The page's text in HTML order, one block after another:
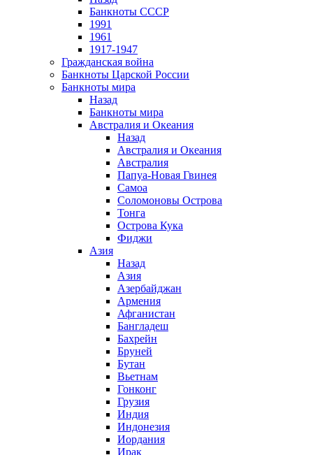
Банкноты СССР
1991
1961
1917-1947
Гражданская война
Банкноты Царской России
Банкноты мира
Назад
Банкноты мира
Австралия и Океания
Назад
Австралия и Океания
Австралия
Папуа-Новая Гвинея
Самоа
Соломоновы Острова
Тонга
Острова Кука
Фиджи
Азия
Назад
Азия
Азербайджан
Армения
Афганистан
Бангладеш
Бахрейн
Бруней
Бутан
Вьетнам
Гонконг
Грузия
Индия
Индонезия
Иордания
Ирак